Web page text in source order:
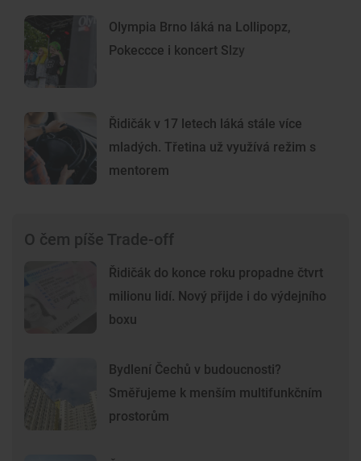
Olympia Brno láká na Lollipopz,
Pokeccce i koncert Slzy
Řidičák v 17 letech láká stále více
mladých. Třetina už využívá režim s
mentorem
O čem píše Trade-off
Řidičák do konce roku propadne čtvrt
milionu lidí. Nový přijde i do výdejního
boxu
Bydlení Čechů v budoucnosti?
Směřujeme k menším multifunkčním
prostorům